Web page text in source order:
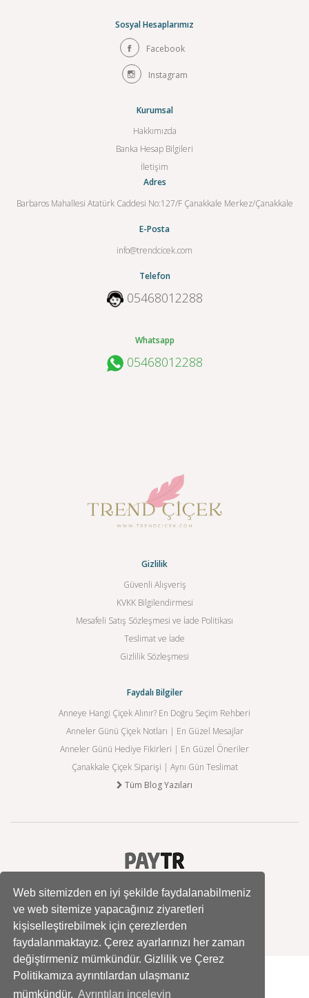
Web sitemizden en iyi şekilde faydalanabilmeniz
ve web sitemize yapacağınız ziyaretleri
kişiselleştirebilmek için çerezlerden
faydalanmaktayız. Çerez ayarlarınızı her zaman
değiştirmeniz mümkündür. Gizlilik ve Çerez
Politikamıza ayrıntılardan ulaşmanız
mümkündür. Ayrıntıları inceleyin
Sosyal Hesaplarımız
Facebook
Instagram
Kurumsal
Hakkımızda
Banka Hesap Bilgileri
İletişim
Adres
Barbaros Mahallesi Atatürk Caddesi No:127/F Çanakkale Merkez/Çanakkale
E-Posta
info@trendcicek.com
Telefon
05468012288
Whatsapp
05468012288
Gizlilik
Güvenli Alışveriş
KVKK Bilgilendirmesi
Mesafeli Satış Sözleşmesi ve İade Politikası
Teslimat ve İade
Gizlilik Sözleşmesi
Faydalı Bilgiler
Anneye Hangi Çiçek Alınır? En Doğru Seçim Rehberi
Anneler Günü Çiçek Notları | En Güzel Mesajlar
Anneler Günü Hediye Fikirleri | En Güzel Öneriler
Çanakkale Çiçek Siparişi | Aynı Gün Teslimat
Tüm Blog Yazıları